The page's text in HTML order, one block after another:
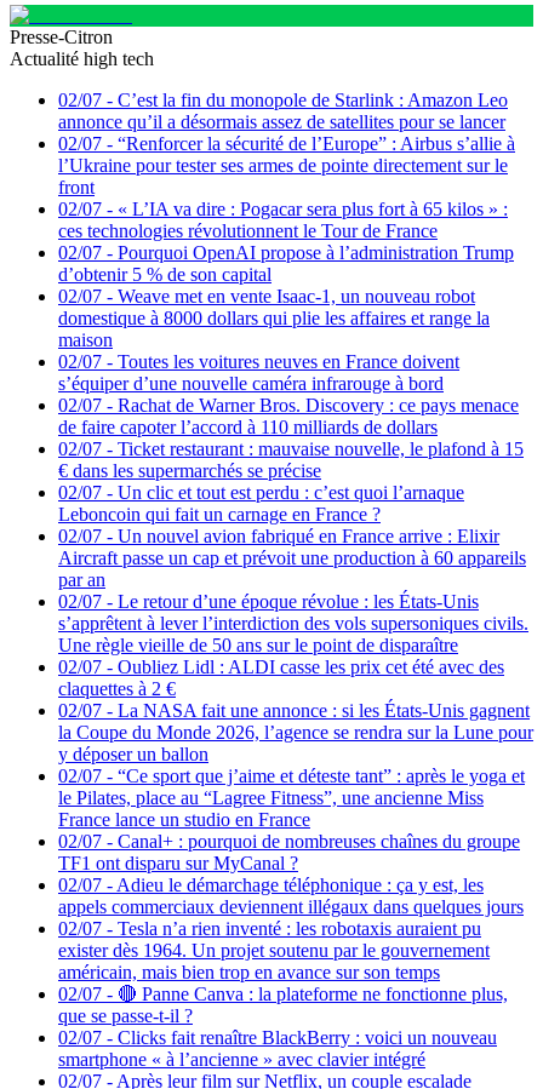
Presse-Citron
Actualité high tech
02/07 - C’est la fin du monopole de Starlink : Amazon Leo
annonce qu’il a désormais assez de satellites pour se lancer
02/07 - “Renforcer la sécurité de l’Europe” : Airbus s’allie à
l’Ukraine pour tester ses armes de pointe directement sur le
front
02/07 - « L’IA va dire : Pogacar sera plus fort à 65 kilos » :
ces technologies révolutionnent le Tour de France
02/07 - Pourquoi OpenAI propose à l’administration Trump
d’obtenir 5 % de son capital
02/07 - Weave met en vente Isaac-1, un nouveau robot
domestique à 8000 dollars qui plie les affaires et range la
maison
02/07 - Toutes les voitures neuves en France doivent
s’équiper d’une nouvelle caméra infrarouge à bord
02/07 - Rachat de Warner Bros. Discovery : ce pays menace
de faire capoter l’accord à 110 milliards de dollars
02/07 - Ticket restaurant : mauvaise nouvelle, le plafond à 15
€ dans les supermarchés se précise
02/07 - Un clic et tout est perdu : c’est quoi l’arnaque
Leboncoin qui fait un carnage en France ?
02/07 - Un nouvel avion fabriqué en France arrive : Elixir
Aircraft passe un cap et prévoit une production à 60 appareils
par an
02/07 - Le retour d’une époque révolue : les États-Unis
s’apprêtent à lever l’interdiction des vols supersoniques civils.
Une règle vieille de 50 ans sur le point de disparaître
02/07 - Oubliez Lidl : ALDI casse les prix cet été avec des
claquettes à 2 €
02/07 - La NASA fait une annonce : si les États-Unis gagnent
la Coupe du Monde 2026, l’agence se rendra sur la Lune pour
y déposer un ballon
02/07 - “Ce sport que j’aime et déteste tant” : après le yoga et
le Pilates, place au “Lagree Fitness”, une ancienne Miss
France lance un studio en France
02/07 - Canal+ : pourquoi de nombreuses chaînes du groupe
TF1 ont disparu sur MyCanal ?
02/07 - Adieu le démarchage téléphonique : ça y est, les
appels commerciaux deviennent illégaux dans quelques jours
02/07 - Tesla n’a rien inventé : les robotaxis auraient pu
exister dès 1964. Un projet soutenu par le gouvernement
américain, mais bien trop en avance sur son temps
02/07 - 🔴 Panne Canva : la plateforme ne fonctionne plus,
que se passe-t-il ?
02/07 - Clicks fait renaître BlackBerry : voici un nouveau
smartphone « à l’ancienne » avec clavier intégré
02/07 - Après leur film sur Netflix, un couple escalade